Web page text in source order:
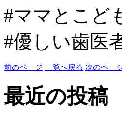
#ママとこど
#優しい歯医
前のページ 一覧へ戻る 次のペー
最近の投稿